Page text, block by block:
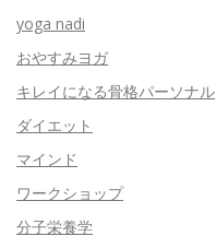
yoga nadi
おやすみヨガ
キレイになる骨格パーソナル
ダイエット
マインド
ワークショップ
分子栄養学